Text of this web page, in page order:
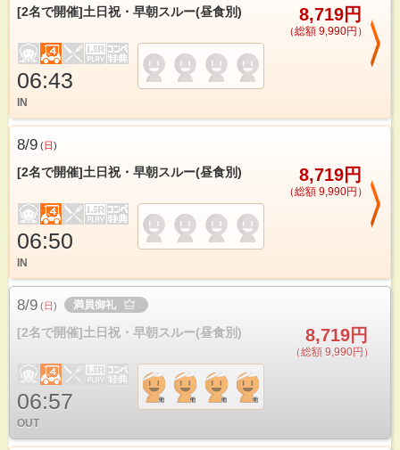
[2名で開催]土日祝・早朝スルー(昼食別) 8,719円
（総額 9,990円）
06:43
IN
8/9 (日)
[2名で開催]土日祝・早朝スルー(昼食別) 8,719円
（総額 9,990円）
06:50
IN
8/9 (日) 満員御礼
[2名で開催]土日祝・早朝スルー(昼食別) 8,719円
（総額 9,990円）
06:57
OUT